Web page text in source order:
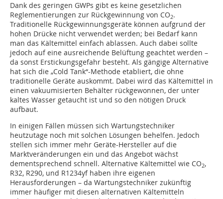
Dank des geringen GWPs gibt es keine gesetzlichen
Reglementierungen zur Rückgewinnung von CO2.
Traditionelle Rückgewinnungsgeräte können aufgrund der
hohen Drücke nicht verwendet werden; bei Bedarf kann
man das Kältemittel einfach ablassen. Auch dabei sollte
jedoch auf eine ausreichende Belüftung geachtet werden –
da sonst Erstickungsgefahr besteht. Als gängige Alternative
hat sich die „Cold Tank“-Methode etabliert, die ohne
traditionelle Geräte auskommt. Dabei wird das Kältemittel in
einen vakuumisierten Behälter rückgewonnen, der unter
kaltes Wasser getaucht ist und so den nötigen Druck
aufbaut.
In einigen Fällen müssen sich Wartungstechniker
heutzutage noch mit solchen Lösungen behelfen. Jedoch
stellen sich immer mehr Geräte-Hersteller auf die
Marktveränderungen ein und das Angebot wächst
dementsprechend schnell. Alternative Kältemittel wie CO2,
R32, R290, und R1234yf haben ihre eigenen
Herausforderungen – da Wartungstechniker zukünftig
immer häufiger mit diesen alternativen Kältemitteln